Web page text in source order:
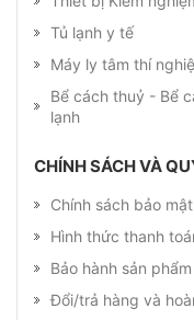
Tủ lạnh y tế
Máy ly tâm thí
Bể cách thuỷ - Bể
lạnh
CHÍNH SÁCH VÀ
Chính sách bảo
Hình thức thanh
Bảo hành sản phẩm
Đổi/trả hàng và